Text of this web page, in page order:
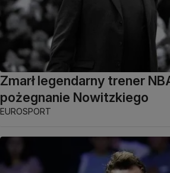
Zmarł legendarny trener
pożegnanie Nowitzkiego
EUROSPORT